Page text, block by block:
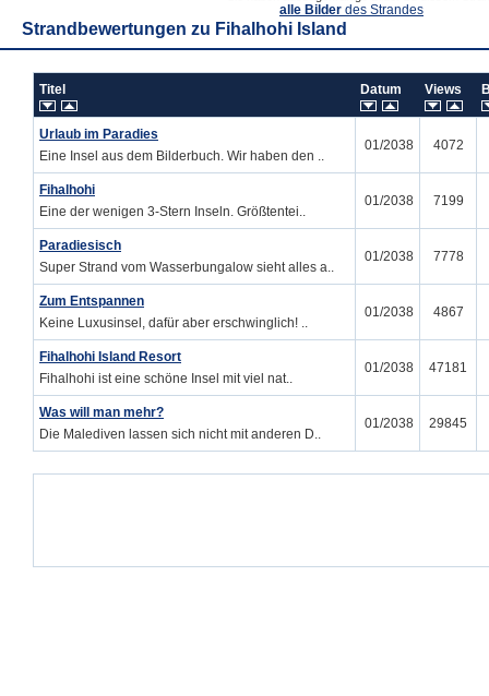
alle Bilder des Strandes
Strandbewertungen zu Fihalhohi Island
Titel Datum Views
Urlaub im Paradies
Eine Insel aus dem Bilderbuch. Wir haben den ..
01/2038 4072
Fihalhohi
Eine der wenigen 3-Stern Inseln. Größtentei..
01/2038 7199
Paradiesisch
Super Strand vom Wasserbungalow sieht alles a..
01/2038 7778
Zum Entspannen
Keine Luxusinsel, dafür aber erschwinglich! ..
01/2038 4867
Fihalhohi Island Resort
Fihalhohi ist eine schöne Insel mit viel nat..
01/2038 47181
Was will man mehr?
Die Malediven lassen sich nicht mit anderen D..
01/2038 29845